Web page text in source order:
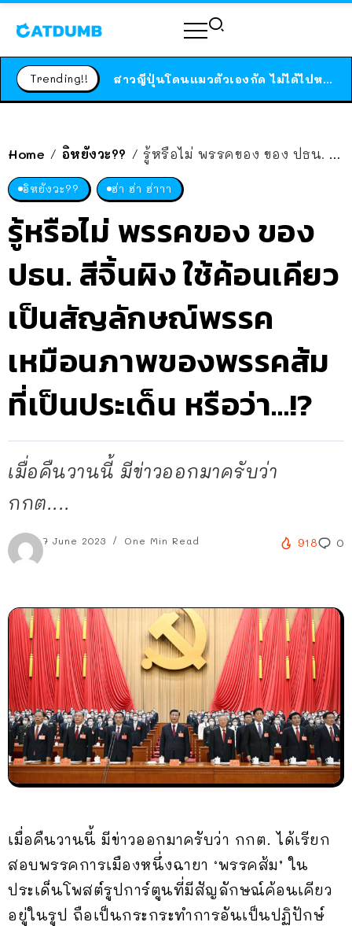
Trending!! ได้เวลาเด็กหนวดรวมตัว RF Online Next เปิดให้เล่นแล้ว เกม Sci-Fi MMORPG ระดับตำนาน เล่นได้ทั้งมือถือและ PC
Home / อิหยังวะ?? / รู้หรือไม่ พรรคของ ของ ปธน. สีจิ้นผิง ใช้ค้อนเคียว เป็นสัญลักษณ์พรรค เหมือนภาพของพรรคส้มที่เป็นประเด็น หรือว่า…!?
อิหยังวะ?? ฮ่า ฮ่า ฮ่าาา
รู้หรือไม่ พรรคของ ของ
ปธน. สีจิ้นผิง ใช้ค้อนเคียว
เป็นสัญลักษณ์พรรค
เหมือนภาพของพรรคส้ม
ที่เป็นประเด็น หรือว่า…!?
เมื่อคืนวานนี้ มีข่าวออกมาครับว่า
กกต....
7 June 2023 One Min Read 918 0
เมื่อคืนวานนี้ มีข่าวออกมาครับว่า กกต. ได้เรียก
สอบพรรคการเมืองหนึ่งฉายา ‘พรรคส้ม’ ใน
ประเด็นโพสต์รูปการ์ตูนที่มีสัญลักษณ์ค้อนเคียว
อยู่ในรูป ถือเป็นกระกระทำการอันเป็นปฏิปักษ์